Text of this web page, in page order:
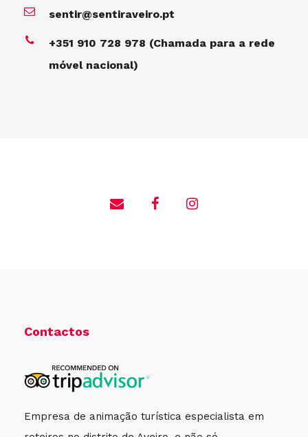
sentir@sentiraveiro.pt
+351 910 728 978 (Chamada para a rede
móvel nacional)
Contactos
Empresa de animação turística especialista em